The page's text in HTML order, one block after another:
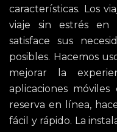
características. Los
viaje sin estrés en
satisface sus
posibles. Hacemos
mejorar la
aplicaciones
reserva en línea,
fácil y rápido. La